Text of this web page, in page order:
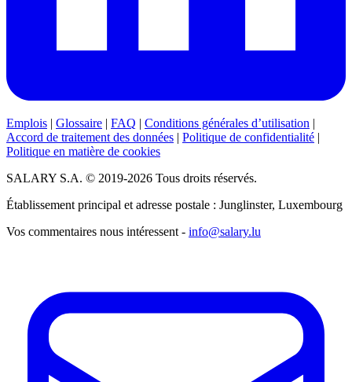
Emplois | Glossaire | FAQ | Conditions générales d’utilisation |
Accord de traitement des données | Politique de confidentialité |
Politique en matière de cookies
SALARY S.A. © 2019-2026 Tous droits réservés.
Établissement principal et adresse postale : Junglinster, Luxembourg
Vos commentaires nous intéressent - info@salary.lu